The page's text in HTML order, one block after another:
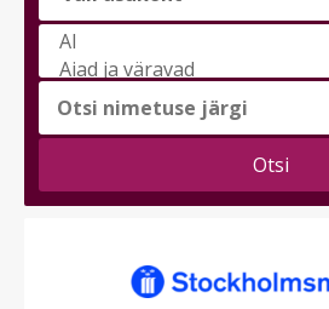
Vali
messi
teema
valida